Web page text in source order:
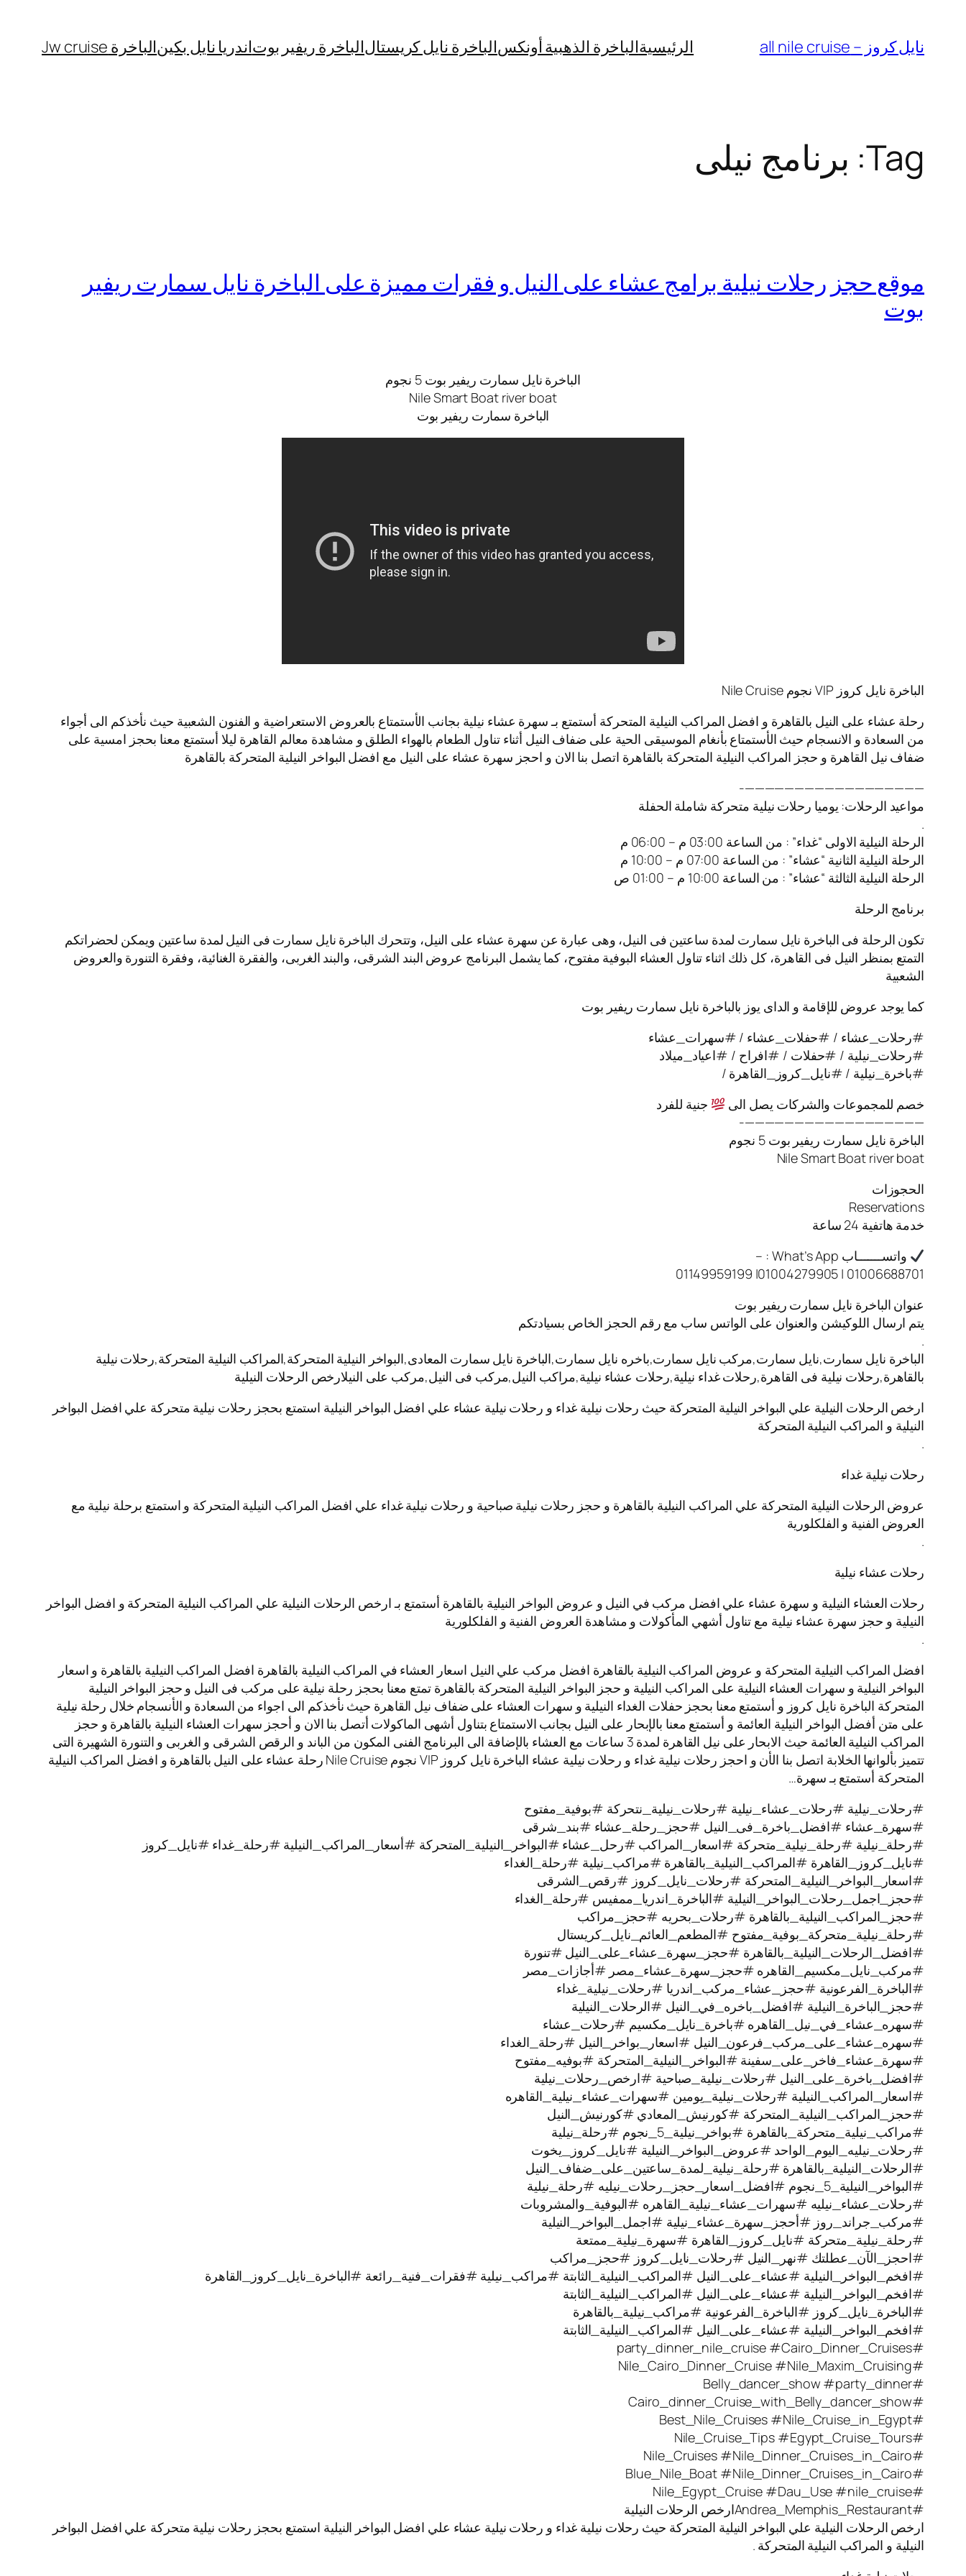
content
نايل كروز – all nile cruise الرئيسيةالباخرة الذهبية أونكسالباخرة نايل كريستالالباخرة ريفير بوتاندريا نايل بكينالباخرة Jw cruise
Tag: برنامج نيلى
موقع حجز رحلات نيلية برامج عشاء على النيل و فقرات مميزة على الباخرة نايل سمارت ريفير
بوت
الباخرة نايل سمارت ريفير بوت 5 نجوم
Nile Smart Boat river boat
الباخرة سمارت ريفير بوت
الباخرة نايل كروز VIP نجوم Nile Cruise
رحلة عشاء على النيل بالقاهرة و افضل المراكب النيلية المتحركة أستمتع بـ سهرة عشاء نيلية بجانب الأستمتاع بالعروض الاستعراضية و الفنون الشعبية حيث نأخذكم الى أجواء
من السعادة و الانسجام حيث الأستمتاع بأنغام الموسيقى الحية على ضفاف النيل أثناء تناول الطعام بالهواء الطلق و مشاهدة معالم القاهرة ليلا أستمتع معنا بحجز امسية على
ضفاف نيل القاهرة و حجز المراكب النيلية المتحركة بالقاهرة اتصل بنا الان و احجز سهرة عشاء على النيل مع افضل البواخر النيلية المتحركة بالقاهرة
——————————————————-
مواعيد الرحلات: يوميا رحلات نيلية متحركة شاملة الحفلة
.
الرحلة النيلية الاولى “غداء” : من الساعة 03:00 م – 06:00 م
الرحلة النيلية الثانية “عشاء” : من الساعة 07:00 م – 10:00 م
الرحلة النيلية الثالثة “عشاء” : من الساعة 10:00 م – 01:00 ص
برنامج الرحلة
تكون الرحلة فى الباخرة نايل سمارت لمدة ساعتين فى النيل، وهى عبارة عن سهرة عشاء على النيل، وتتحرك الباخرة نايل سمارت فى النيل لمدة ساعتين ويمكن لحضراتكم
التمتع بمنظر النيل فى القاهرة، كل ذلك اثناء تناول العشاء البوفية مفتوح، كما يشمل البرنامج عروض البند الشرقى، والبند الغربى، والفقرة الغنائية، وفقرة التنورة والعروض
الشعبية
كما يوجد عروض للإقامة و الداى يوز بالباخرة نايل سمارت ريفير بوت
#رحلات_عشاء / #حفلات_عشاء / #سهرات_عشاء
#رحلات_نيلية / #حفلات / #افراح / #اعياد_ميلاد
#باخرة_نيلية / #نايل_كروز_القاهرة /
خصم للمجموعات والشركات يصل الى
جنية للفرد
——————————————————-
الباخرة نايل سمارت ريفير بوت 5 نجوم
Nile Smart Boat river boat
الحجوزات
Reservations
خدمة هاتفية 24 ساعة
واتســـــــاب What’s App : –
01006688701 | 01004279905| 01149959199
عنوان الباخرة نايل سمارت ريفير بوت
يتم ارسال اللوكيشن والعنوان على الواتس ساب مع رقم الحجز الخاص بسيادتكم
.
الباخرة نايل سمارت,نايل سمارت,مركب نايل سمارت,باخره نايل سمارت,الباخرة نايل سمارت المعادى,البواخر النيلية المتحركة,المراكب النيلية المتحركة,رحلات نيلية
بالقاهرة,رحلات نيلية فى القاهرة,رحلات غداء نيلية,رحلات عشاء نيلية,مراكب النيل,مركب فى النيل,مركب على النيلارخص الرحلات النيلية
ارخص الرحلات النيلية علي البواخر النيلية المتحركة حيث رحلات نيلية غداء و رحلات نيلية عشاء علي افضل البواخر النيلية استمتع بحجز رحلات نيلية متحركة علي افضل البواخر
النيلية و المراكب النيلية المتحركة
.
رحلات نيلية غداء
عروض الرحلات النيلية المتحركة علي المراكب النيلية بالقاهرة و حجز رحلات نيلية صباحية و رحلات نيلية غداء علي افضل المراكب النيلية المتحركة و استمتع برحلة نيلية مع
العروض الفنية و الفلكلورية
.
رحلات عشاء نيلية
رحلات العشاء النيلية و سهرة عشاء علي افضل مركب في النيل و عروض البواخر النيلية بالقاهرة أستمتع بـ ارخص الرحلات النيلية علي المراكب النيلية المتحركة و افضل البواخر
النيلية و حجز سهرة عشاء نيلية مع تناول أشهي المأكولات و مشاهدة العروض الفنية و الفلكلورية
.
افضل المراكب النيلية المتحركة و عروض المراكب النيلية بالقاهرة افضل مركب علي النيل اسعار العشاء في المراكب النيلية بالقاهرة افضل المراكب النيلية بالقاهرة و اسعار
البواخر النيلية و سهرات العشاء النيلية على المراكب النيلية و حجز البواخر النيلية المتحركة بالقاهرة تمتع معنا بحجز رحلة نيلية على مركب فى النيل و حجز البواخر النيلية
المتحركة الباخرة نايل كروز و أستمتع معنا بحجز حفلات الغداء النيلية و سهرات العشاء على ضفاف نيل القاهرة حيث نأخذكم الى اجواء من السعادة و الأنسجام خلال رحلة نيلية
على متن أفضل البواخر النيلية العائمة و أستمتع معنا بالإبحار على النيل بجانب الاستمتاع بتناول أشهى الماكولات أتصل بنا الان و أحجز سهرات العشاء النيلية بالقاهرة و حجز
المراكب النيلية العائمة حيث الابحار على نيل القاهرة لمدة 3 ساعات مع العشاء بالإضافة الى البرنامج الفنى المكون من الباند و الرقص الشرقى و الغربى و التنورة الشهيرة التى
تتميز بألوانها الخلابة اتصل بنا الأن و احجز رحلات نيلية غداء و رحلات نيلية عشاء الباخرة نايل كروز VIP نجوم Nile Cruise رحلة عشاء على النيل بالقاهرة و افضل المراكب النيلية
المتحركة أستمتع بـ سهرة…
#رحلات_نيلية #رحلات_عشاء_نيلية #رحلات_نيلية_نتحركة #بوفية_مفتوح
#سهرة_عشاء #افضل_باخرة_فى_النيل #حجز_رحلة_عشاء #بند_شرقى
#رحلة_نيلية #رحلة_نيلية_متحركة #اسعار_المراكب #رحل_عشاء #البواخر_النيلية_المتحركة #أسعار_المراكب_النيلية #رحلة_غداء #نايل_كروز
#نايل_كروز_القاهرة #المراكب_النيلية_بالقاهرة #مراكب_نيلية #رحلة_الغداء
#اسعار_البواخر_النيلية_المتحركة #رحلات_نايل_كروز #رقص_الشرقى
#حجز_اجمل_رحلات_البواخر_النيلية #الباخرة_اندريا_ممفيس #رحلة_الغداء
#حجز_المراكب_النيلية_بالقاهرة #رحلات_بحريه #حجز_مراكب
#رحلة_نيلية_متحركة_بوفية_مفتوح #المطعم_العائم_نايل_كريستال
#افضل_الرحلات_النيلية_بالقاهرة #حجز_سهرة_عشاء_على_النيل #تنورة
#مركب_نايل_مكسيم_القاهره #حجز_سهرة_عشاء_مصر #أجازات_مصر
#الباخرة_الفرعونية #حجز_عشاء_مركب_اندريا #رحلات_نيلية_غداء
#حجز_الباخرة_النيلية #افضل_باخره_في_النيل #الرحلات_النيلية
#سهره_عشاء_في_نيل_القاهره‏ #باخرة_نايل_مكسيم #رحلات_عشاء
#سهره_عشاء_على_مركب_فرعون_النيل #اسعار_بواخر_النيل #رحلة_الغداء
#سهرة_عشاء_فاخر_على_سفينة #البواخر_النيلية_المتحركة #بوفيه_مفتوح
#افضل_باخرة_على_النيل #رحلات_نيلية_صباحية #ارخص_رحلات_نيلية
#اسعار_المراكب_النيلية #رحلات_نيلية_يومين #سهرات_عشاء_نيلية_القاهره
#حجز_المراكب_النيلية_المتحركة #كورنيش_المعادي #كورنيش_النيل
#مراكب_نيلية_متحركة_بالقاهرة #بواخر_نيلية_5_نجوم #رحلة_نيلية
#رحلات_نيليه_اليوم_الواحد #عروض_البواخر_النيلية #نايل_كروز_يخوت
#الرحلات_النيلية_بالقاهرة #رحلة_نيلية_لمدة_ساعتين_على_ضفاف_النيل
#البواخر_النيلية_5_نجوم #افضل_اسعار_حجز_رحلات_نيليه #رحلة_نيلية
#رحلات_عشاء_نيليه #سهرات_عشاء_نيلية_القاهره #البوفية_والمشروبات
#مركب_جراند_روز #أحجز_سهرة_عشاء_نيلية #اجمل_البواخر_النيلية
#رحلة_نيلية_متحركة ‫#نايل_كروز_القاهرة #سهرة_نيلية_ممتعة
#احجز_الآن_عطلتك #نهر_النيل #رحلات_نايل_كروز #حجز_مراكب
#افخم_البواخر_النيلية #عشاء_على_النيل #المراكب_النيلية_الثابتة #مراكب_نيلية #فقرات_فنية_رائعة #الباخرة_نايل_كروز_القاهرة
#افخم_البواخر_النيلية #عشاء_على_النيل #المراكب_النيلية_الثابتة
#الباخرة_نايل_كروز #الباخرة_الفرعونية #مراكب_نيلية_بالقاهرة
#افخم_البواخر_النيلية #عشاء_على_النيل #المراكب_النيلية_الثابتة
#party_dinner_nile_cruise #Cairo_Dinner_Cruises
#Nile_Cairo_Dinner_Cruise #Nile_Maxim_Cruising
#Belly_dancer_show #party_dinner
#Cairo_dinner_Cruise_with_Belly_dancer_show
#Best_Nile_Cruises #Nile_Cruise_in_Egypt
#Nile_Cruise_Tips #Egypt_Cruise_Tours
#Nile_Cruises #Nile_Dinner_Cruises_in_Cairo
#Blue_Nile_Boat #Nile_Dinner_Cruises_in_Cairo
#Nile_Egypt_Cruise #Dau_Use #nile_cruise
#Andrea_Memphis_Restaurantارخص الرحلات النيلية
ارخص الرحلات النيلية علي البواخر النيلية المتحركة حيث رحلات نيلية غداء و رحلات نيلية عشاء علي افضل البواخر النيلية استمتع بحجز رحلات نيلية متحركة علي افضل البواخر
النيلية و المراكب النيلية المتحركة .